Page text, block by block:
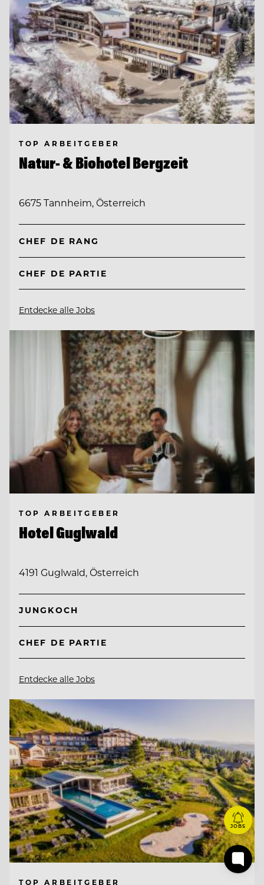
TOP ARBEITGEBER
Natur- & Biohotel Bergzeit
6675 Tannheim, Österreich
CHEF DE RANG
CHEF DE PARTIE
Entdecke alle Jobs
TOP ARBEITGEBER
Hotel Guglwald
4191 Guglwald, Österreich
JUNGKOCH
CHEF DE PARTIE
Entdecke alle Jobs
TOP ARBEITGEBER
JOBS